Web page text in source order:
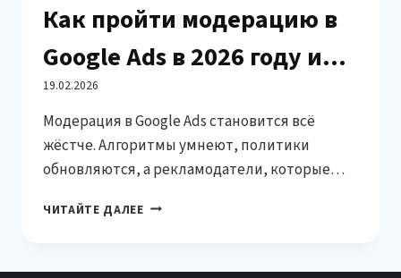
Как пройти модерацию в
Google Ads в 2026 году и
крутить большие объёмы
трафика
19.02.2026
Модерация в Google Ads становится всё
жёстче. Алгоритмы умнеют, политики
обновляются, а рекламодатели, которые
сталкиваются с блокировками даже при
ЧИТАЙТЕ ДАЛЕЕКАК